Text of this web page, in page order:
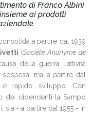
di Franco Albini
ai prodotti
a partire dal 1939
(Société Anonyme de
della guerra l'attività
ma a partire dal
rapido sviluppo. Con
dei dipendenti la Sampo
sia - a partire dal 1955 - in